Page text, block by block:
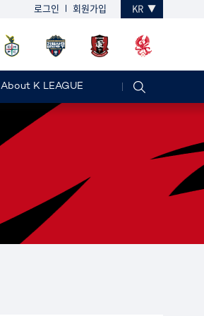
로그인 회원가입 KR
About K LEAGUE